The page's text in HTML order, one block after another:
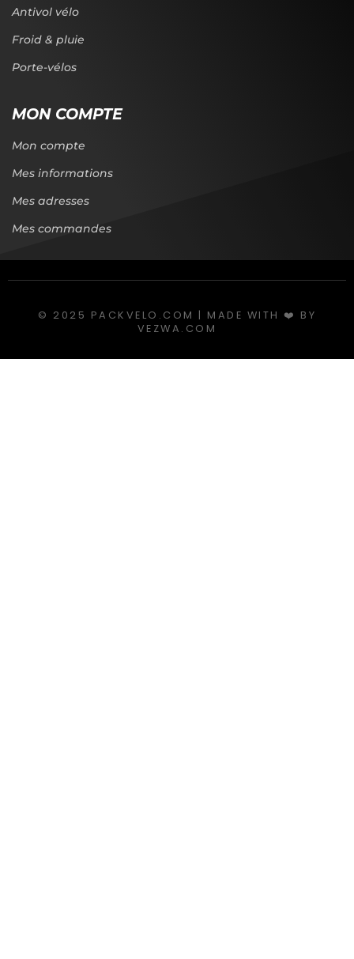
Antivol vélo
Froid & pluie
Porte-vélos
MON COMPTE
Mon compte
Mes informations
Mes adresses
Mes commandes
© 2025 PACKVELO.COM | MADE WITH ❤️ BY
VEZWA.COM